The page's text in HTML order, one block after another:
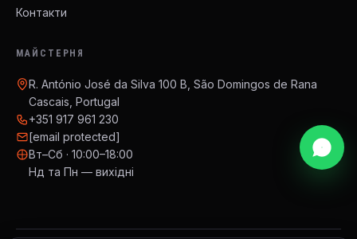
Контакти
МАЙСТЕРНЯ
R. António José da Silva 100 B, São Domingos de Rana
Cascais, Portugal
+351 917 961 230
[email protected]
Вт–Сб · 10:00–18:00
Нд та Пн — вихідні